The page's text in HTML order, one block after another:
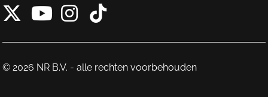
X van NieuwRechts
Instagram van
Tiktok van
© 2026 NR B.V. - alle rechten voorbehouden